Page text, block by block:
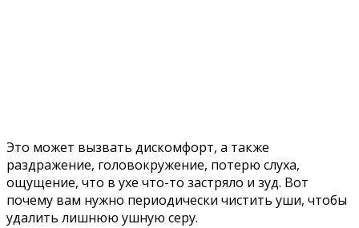
Это может вызвать дискомфорт, а также
раздражение, головокружение, потерю слуха,
ощущение, что в ухе что-то застряло и зуд. Вот
почему вам нужно периодически чистить уши, чтобы
удалить лишнюю ушную серу.